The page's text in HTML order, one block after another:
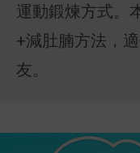
運動鍛煉方式。
+減肚腩方法，
友。